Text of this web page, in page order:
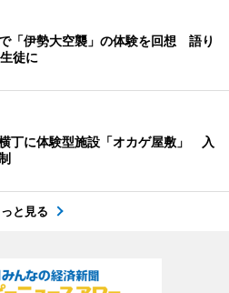
「伊勢大空襲」の体験を回想 語り
徒に
丁に体験型施設「オカゲ屋敷」 入
と見る